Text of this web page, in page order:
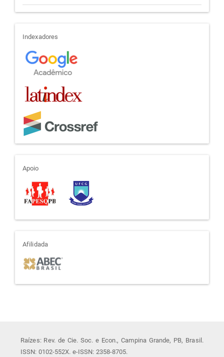
indexadores
Indexadores
apoio
Apoio
afiliada
Afilidada
Raízes: Rev. de Cie. Soc. e Econ., Campina Grande, PB, Brasil.
ISSN: 0102-552X. e-ISSN: 2358-8705.